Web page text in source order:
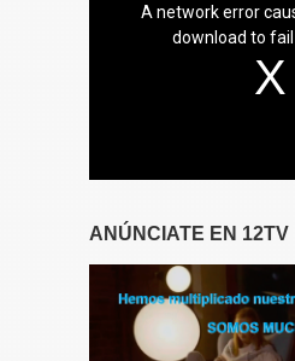
A network error
download to
ANÚNCIATE EN 12TV